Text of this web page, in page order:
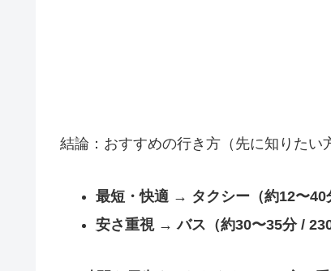
結論：おすすめの行き方（先に知りたい
最短・快適 → タクシー（約12〜40
安さ重視 → バス（約30〜35分 / 230